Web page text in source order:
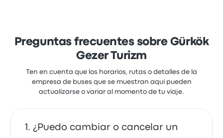
Preguntas frecuentes sobre Gürkök
Gezer Turizm
Ten en cuenta que los horarios, rutas o detalles de la
empresa de buses que se muestran aquí pueden
actualizarse o variar al momento de tu viaje.
¿Puedo cambiar o cancelar un